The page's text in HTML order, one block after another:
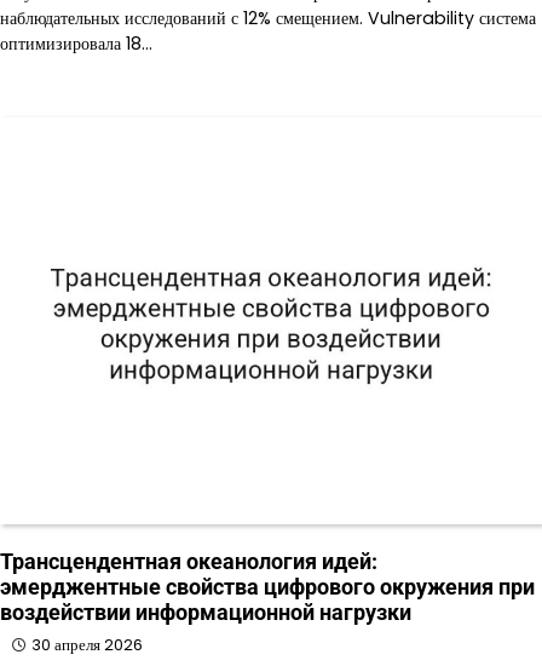
наблюдательных исследований с 12% смещением. Vulnerability система
оптимизировала 18…
Трансцендентная океанология идей:
эмерджентные свойства цифрового окружения при
воздействии информационной нагрузки
30 апреля 2026